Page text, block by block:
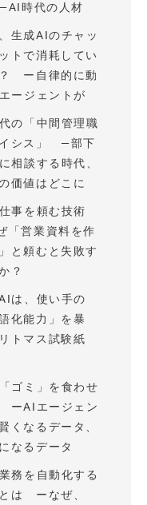
時代の人材
生成AIのチャッ
トで消耗してい
ー自律的に動
ージェントが
の「中間管理職
シス」 —部下
相談する時代、
価値はどこに
事を頼む技術
「営業資料を作
と頼むと失敗す
？
は、使い手の
語化能力」を暴
トマス試験紙
ゴミ」を食わせ
ーAIエージェン
くなるデータ、
なるデータ
務を自動化する
は ーなぜ、